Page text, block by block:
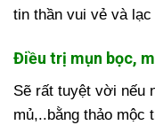
tin thần vui vẻ và lạc
Điều trị mụn bọc,
Sẽ rất tuyệt vời nếu
mủ,..bằng thảo mộc